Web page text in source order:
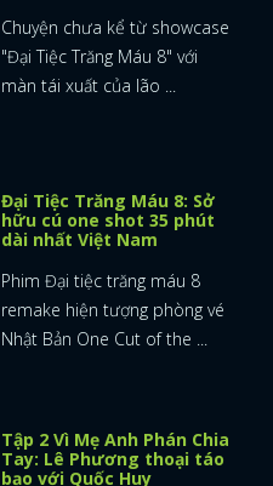
Chuyện chưa kể từ showcase
"Đại Tiệc Trăng Máu 8" với
màn tái xuất của lão ...
Đại Tiệc Trăng Máu 8: Sở
hữu cú one shot 35 phút
dài nhất Việt Nam
Phim Đại tiệc trăng máu 8
remake hiện tượng phòng vé
Nhật Bản One Cut of the ...
Tập 2 Vì Mẹ Anh Phán Chia
Tay: Lê Phương thoại táo
bạo với Quốc Huy